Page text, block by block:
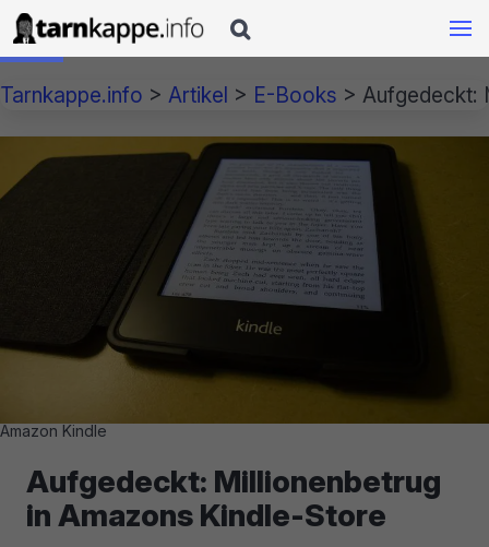

Tarnkappe.info > Artikel > E-Books > Aufgedeckt:
Amazon Kindle
Aufgedeckt: Millionenbetrug
in Amazons Kindle-Store